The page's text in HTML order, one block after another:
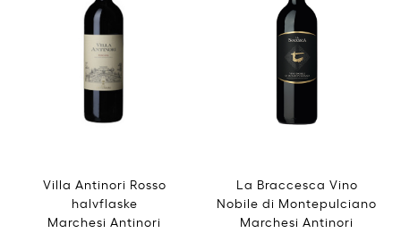
Villa Antinori Rosso
halvflaske
Marchesi Antinori
La Braccesca Vino
Nobile di Montepulciano
Marchesi Antinori